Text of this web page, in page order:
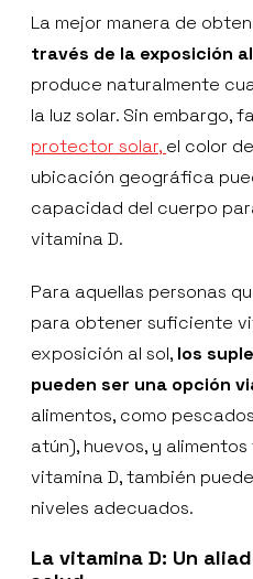
La mejor manera de
través de la exposición
produce naturalmente
la luz solar. Sin embargo,
protector solar, el color
ubicación geográfica
capacidad del cuerpo
vitamina D.
Para aquellas personas
para obtener suficiente
exposición al sol, los
pueden ser una opción
alimentos, como
atún), huevos, y
vitamina D, también
niveles adecuados.
La vitamina D: Un